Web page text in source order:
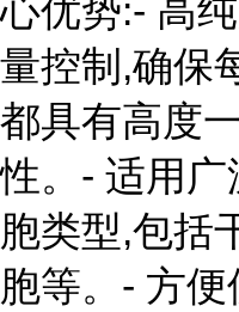
心优势:- 高
量控制,确保
都具有高度
性。- 适用
胞类型,包括
胞等。- 方